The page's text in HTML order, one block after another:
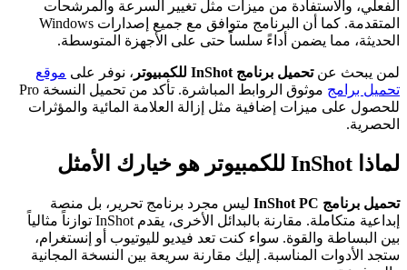
الفعلي، والاستفادة من ميزات مثل تغيير السرعة والمرشحات
المتقدمة. كما أن البرنامج متوافق مع جميع إصدارات Windows
الحديثة، مما يضمن أداءً سلساً حتى على الأجهزة المتوسطة.
لمن يبحث عنتحميل برنامج InShot للكمبيوتر ، نوفر على موقع
تحميل برامج
موثوق الروابط المباشرة. تأكد من تحميل النسخة Pro
للحصول على ميزات إضافية مثل إزالة العلامة المائية والمؤثرات
الحصرية.
لماذا InShot للكمبيوتر هو خيارك الأمثل
تحميل برنامج InShot PC
ليس مجرد برنامج تحرير، بل منصة
إبداعية متكاملة. مقارنة بالبدائل الأخرى، يقدم InShot توازناً مثالياً
بين البساطة والقوة. سواء كنت تعد فيديو لليوتيوب أو إنستغرام،
ستجد الأدوات المناسبة. إليك مقارنة سريعة بين النسخة المجانية